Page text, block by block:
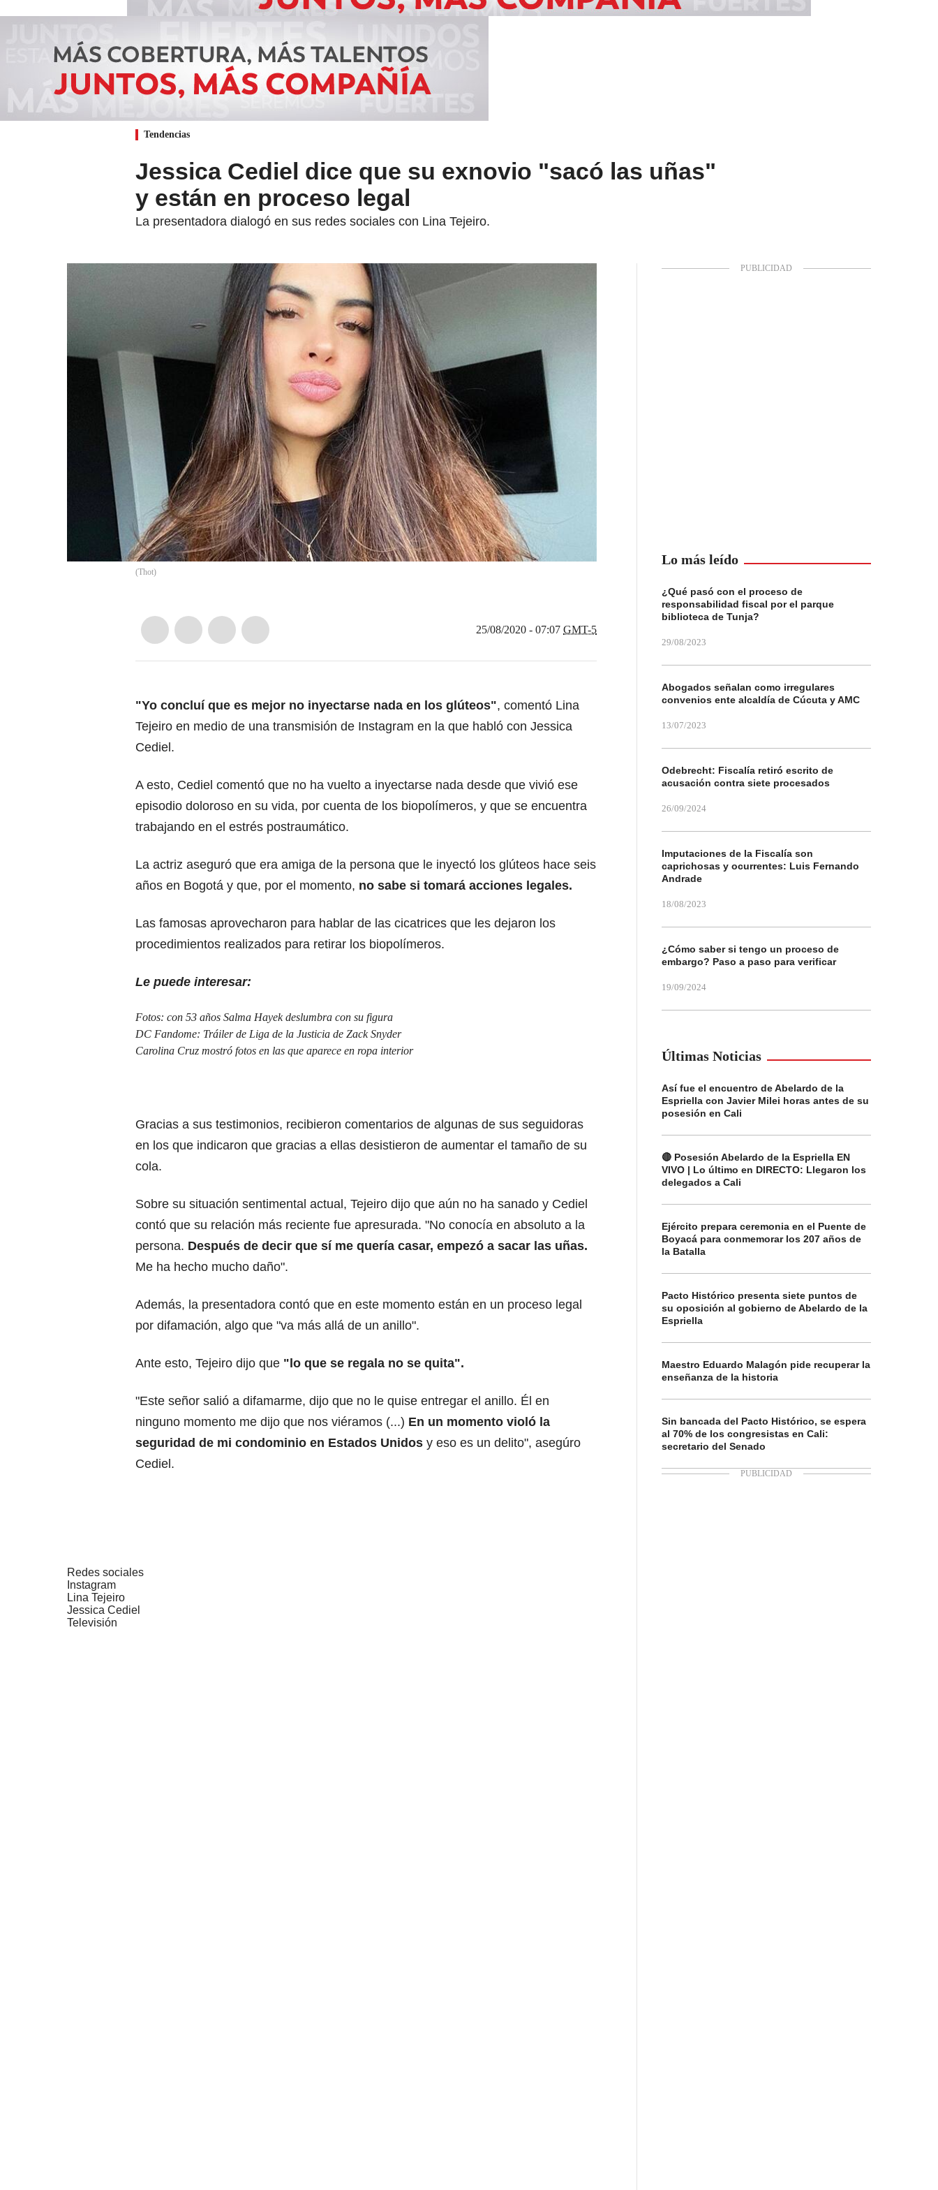
Tendencias
Jessica Cediel dice que su exnovio "sacó las uñas"
y están en proceso legal
La presentadora dialogó en sus redes sociales con Lina Tejeiro.
(Thot)
25/08/2020 - 07:07 GMT-5
"Yo concluí que es mejor no inyectarse nada en los glúteos", comentó Lina
Tejeiro en medio de una transmisión de Instagram en la que habló con Jessica
Cediel.
A esto, Cediel comentó que no ha vuelto a inyectarse nada desde que vivió ese
episodio doloroso en su vida, por cuenta de los biopolímeros, y que se encuentra
trabajando en el estrés postraumático.
La actriz aseguró que era amiga de la persona que le inyectó los glúteos hace seis
años en Bogotá y que, por el momento, no sabe si tomará acciones legales.
Las famosas aprovecharon para hablar de las cicatrices que les dejaron los
procedimientos realizados para retirar los biopolímeros.
Le puede interesar:
Fotos: con 53 años Salma Hayek deslumbra con su figura
DC Fandome: Tráiler de Liga de la Justicia de Zack Snyder
Carolina Cruz mostró fotos en las que aparece en ropa interior
Gracias a sus testimonios, recibieron comentarios de algunas de sus seguidoras
en los que indicaron que gracias a ellas desistieron de aumentar el tamaño de su
cola.
Sobre su situación sentimental actual, Tejeiro dijo que aún no ha sanado y Cediel
contó que su relación más reciente fue apresurada. "No conocía en absoluto a la
persona. Después de decir que sí me quería casar, empezó a sacar las uñas.
Me ha hecho mucho daño".
Además, la presentadora contó que en este momento están en un proceso legal
por difamación, algo que "va más allá de un anillo".
Ante esto, Tejeiro dijo que "lo que se regala no se quita".
"Este señor salió a difamarme, dijo que no le quise entregar el anillo. Él en
ninguno momento me dijo que nos viéramos (...) En un momento violó la
seguridad de mi condominio en Estados Unidos y eso es un delito", asegúro
Cediel.
Redes sociales
Instagram
Lina Tejeiro
Jessica Cediel
Televisión
Lo más leído
¿Qué pasó con el proceso de
responsabilidad fiscal por el parque
biblioteca de Tunja?
29/08/2023
Abogados señalan como irregulares
convenios ente alcaldía de Cúcuta y AMC
13/07/2023
Odebrecht: Fiscalía retiró escrito de
acusación contra siete procesados
26/09/2024
Imputaciones de la Fiscalía son
caprichosas y ocurrentes: Luis Fernando
Andrade
18/08/2023
¿Cómo saber si tengo un proceso de
embargo? Paso a paso para verificar
19/09/2024
Últimas Noticias
Así fue el encuentro de Abelardo de la
Espriella con Javier Milei horas antes de su
posesión en Cali
🔴 Posesión Abelardo de la Espriella EN
VIVO | Lo último en DIRECTO: Llegaron los
delegados a Cali
Ejército prepara ceremonia en el Puente de
Boyacá para conmemorar los 207 años de
la Batalla
Pacto Histórico presenta siete puntos de
su oposición al gobierno de Abelardo de la
Espriella
Maestro Eduardo Malagón pide recuperar la
enseñanza de la historia
Sin bancada del Pacto Histórico, se espera
al 70% de los congresistas en Cali:
secretario del Senado